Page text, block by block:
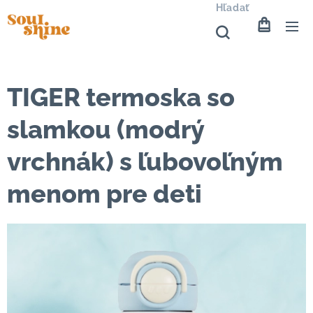
Hľadať
TIGER termoska so
slamkou (modrý
vrchnák) s ľubovoľným
menom pre deti